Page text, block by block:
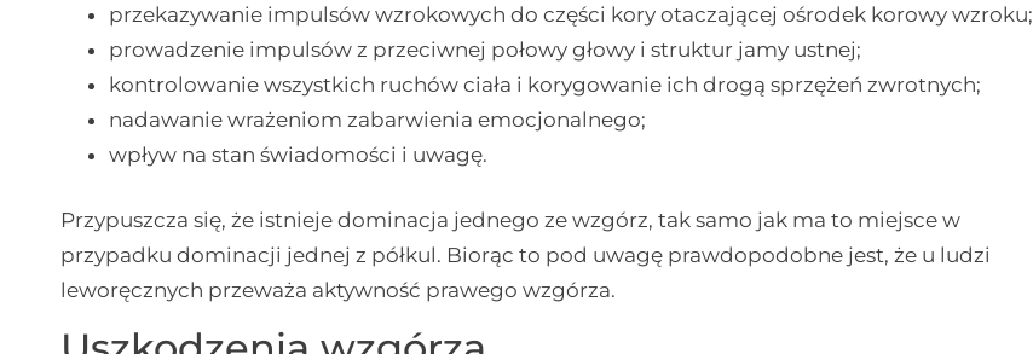
przekazywanie impulsów wzrokowych do części kory otaczającej ośrodek korowy wzroku;
prowadzenie impulsów z przeciwnej połowy głowy i struktur jamy ustnej;
kontrolowanie wszystkich ruchów ciała i korygowanie ich drogą sprzężeń zwrotnych;
nadawanie wrażeniom zabarwienia emocjonalnego;
wpływ na stan świadomości i uwagę.
Przypuszcza się, że istnieje dominacja jednego ze wzgórz, tak samo jak ma to miejsce w
przypadku dominacji jednej z półkul. Biorąc to pod uwagę prawdopodobne jest, że u ludzi
leworęcznych przeważa aktywność prawego wzgórza.